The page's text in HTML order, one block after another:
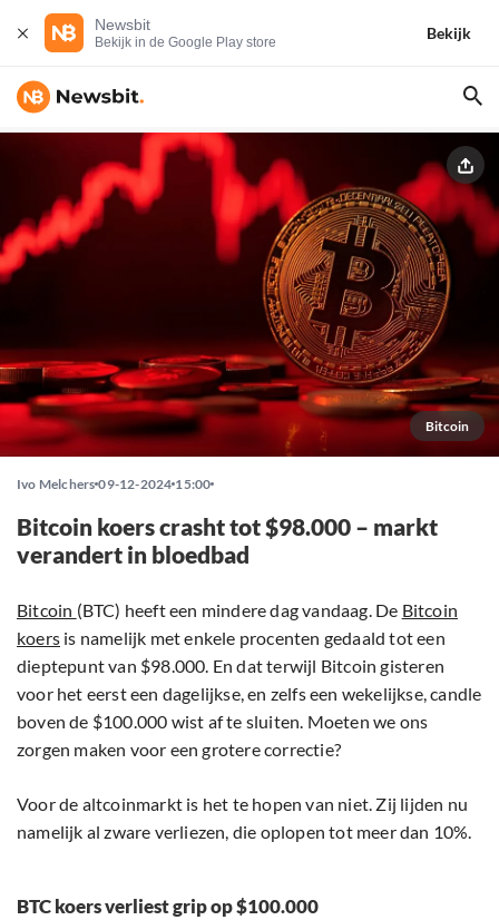
Newsbit
Bekijk in de Google Play store
Bekijk
Bitcoin
Ivo Melchers 09-12-2024 15:00
Bitcoin koers crasht tot $98.000 – markt
verandert in bloedbad
Bitcoin (BTC) heeft een mindere dag vandaag. De Bitcoin
koers is namelijk met enkele procenten gedaald tot een
dieptepunt van $98.000. En dat terwijl Bitcoin gisteren
voor het eerst een dagelijkse, en zelfs een wekelijkse, candle
boven de $100.000 wist af te sluiten. Moeten we ons
zorgen maken voor een grotere correctie?
Voor de altcoinmarkt is het te hopen van niet. Zij lijden nu
namelijk al zware verliezen, die oplopen tot meer dan 10%.
BTC koers verliest grip op $100.000